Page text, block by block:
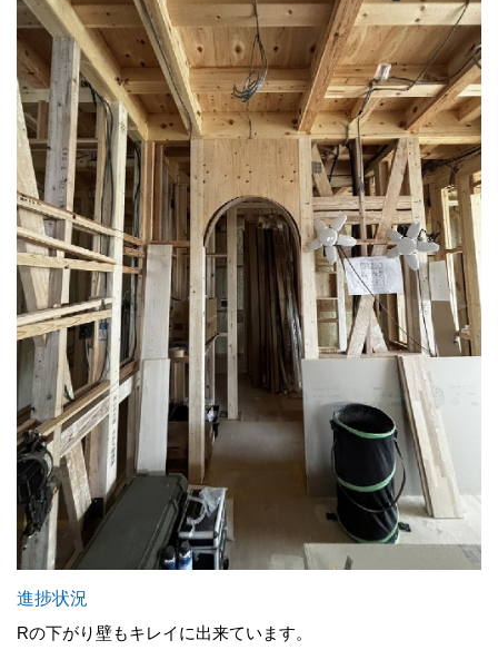
進捗状況
Rの下がり壁もキレイに出来ています。